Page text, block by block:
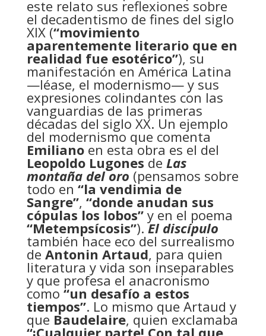
este relato sus reflexiones sobre
el decadentismo de fines del siglo
XIX (“movimiento
aparentemente literario que en
realidad fue esotérico”), su
manifestación en América Latina
—léase, el modernismo— y sus
expresiones colindantes con las
vanguardias de las primeras
décadas del siglo XX. Un ejemplo
del modernismo que comenta
Emilianoen esta obra es el del
Leopoldo Lugones de Las
montaña del oro (pensamos sobre
todo en “la vendimia de
Sangre”, “donde anudan sus
cópulas los lobos”y en el poema
“Metempsícosis”).El discípulo
también hace eco del surrealismo
de Antonin Artaud, para quien
literatura y vida son inseparables
y que profesa el anacronismo
como “un desafío a estos
tiempos”. Lo mismo que Artaud y
que Baudelaire, quien exclamaba
“¡Cualquier parte! Con tal que